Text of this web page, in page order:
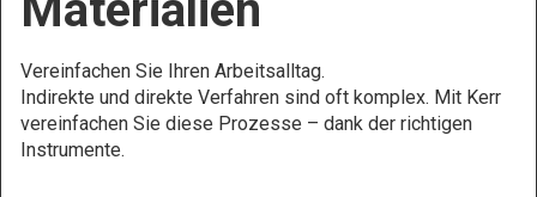
Bewahren Sie, was wichtig ist – ganz bequem.
entscheidend für Ihre Endodontieprodukte.
Erfahren Sie mehr